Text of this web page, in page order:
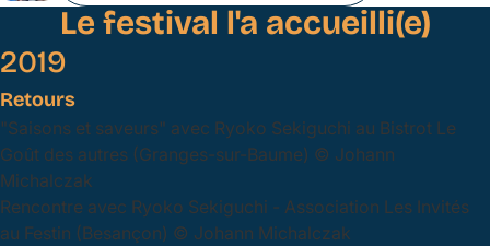
Le festival l'a accueilli(e)
2019
Retours
"Saisons et saveurs" avec Ryoko Sekiguchi au Bistrot Le
Goût des autres (Granges-sur-Baume) © Johann
Michalczak
Rencontre avec Ryoko Sekiguchi - Association Les Invités
au Festin (Besançon) © Johann Michalczak